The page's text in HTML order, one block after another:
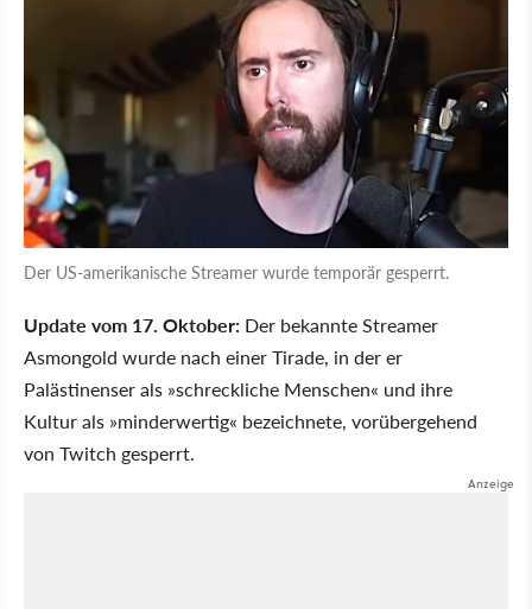
Der US-amerikanische Streamer wurde temporär gesperrt.
Update vom 17. Oktober: Der bekannte Streamer
Asmongold wurde nach einer Tirade, in der er
Palästinenser als schreckliche Menschen und ihre
Kultur als minderwertig bezeichnete, vorübergehend
von Twitch gesperrt.